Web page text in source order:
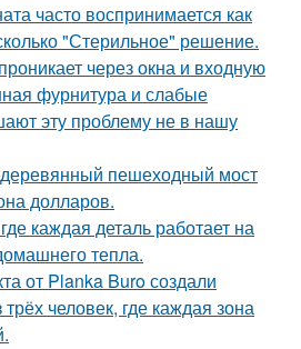
часто воспринимается как
"Стерильное" решение.
через окна и входную
фурнитура и слабые
эту проблему не в нашу
деревянный пешеходный мост
долларов.
каждая деталь работает на
тепла.
от Planka Buro создали
человек, где каждая зона